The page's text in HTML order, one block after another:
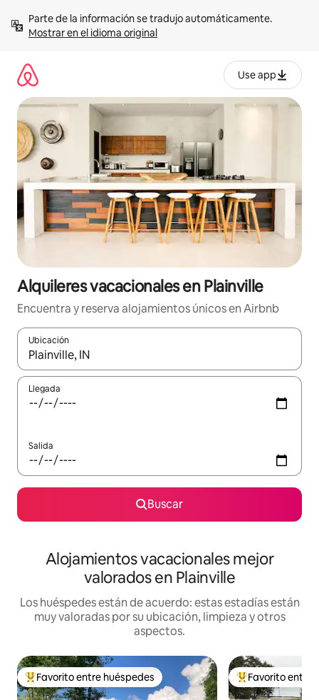
contenidoMostrar en el idioma original
Use app
Alquileres vacacionales en Plainville
Encuentra y reserva alojamientos únicos en Airbnb
Ubicación
Cuando los resultados estén disponibles, navega con las
Llegada
Salida
Buscar
Alojamientos vacacionales mejor
valorados en Plainville
Los huéspedes están de acuerdo: estas estadías están
muy valoradas por su ubicación, limpieza y otros
aspectos.
Favorito entre huéspedes preferido
Favorito entre huéspedes Favorito entre
Favorito entre